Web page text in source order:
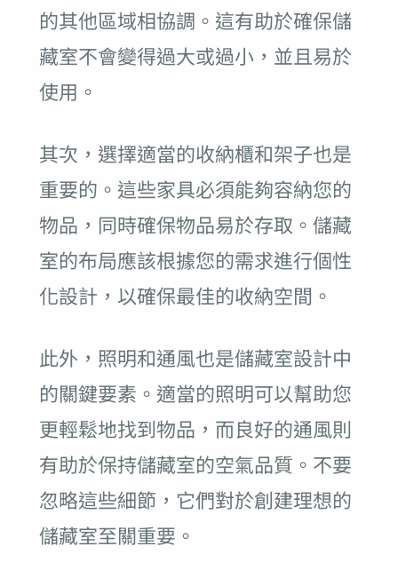
的其他區域相協調。這有助於確保儲
藏室不會變得過大或過小，並且易於
使用。
其次，選擇適當的收納櫃和架子也是
重要的。這些家具必須能夠容納您的
物品，同時確保物品易於存取。儲藏
室的布局應該根據您的需求進行個性
化設計，以確保最佳的收納空間。
此外，照明和通風也是儲藏室設計中
的關鍵要素。適當的照明可以幫助您
更輕鬆地找到物品，而良好的通風則
有助於保持儲藏室的空氣品質。不要
忽略這些細節，它們對於創建理想的
儲藏室至關重要。